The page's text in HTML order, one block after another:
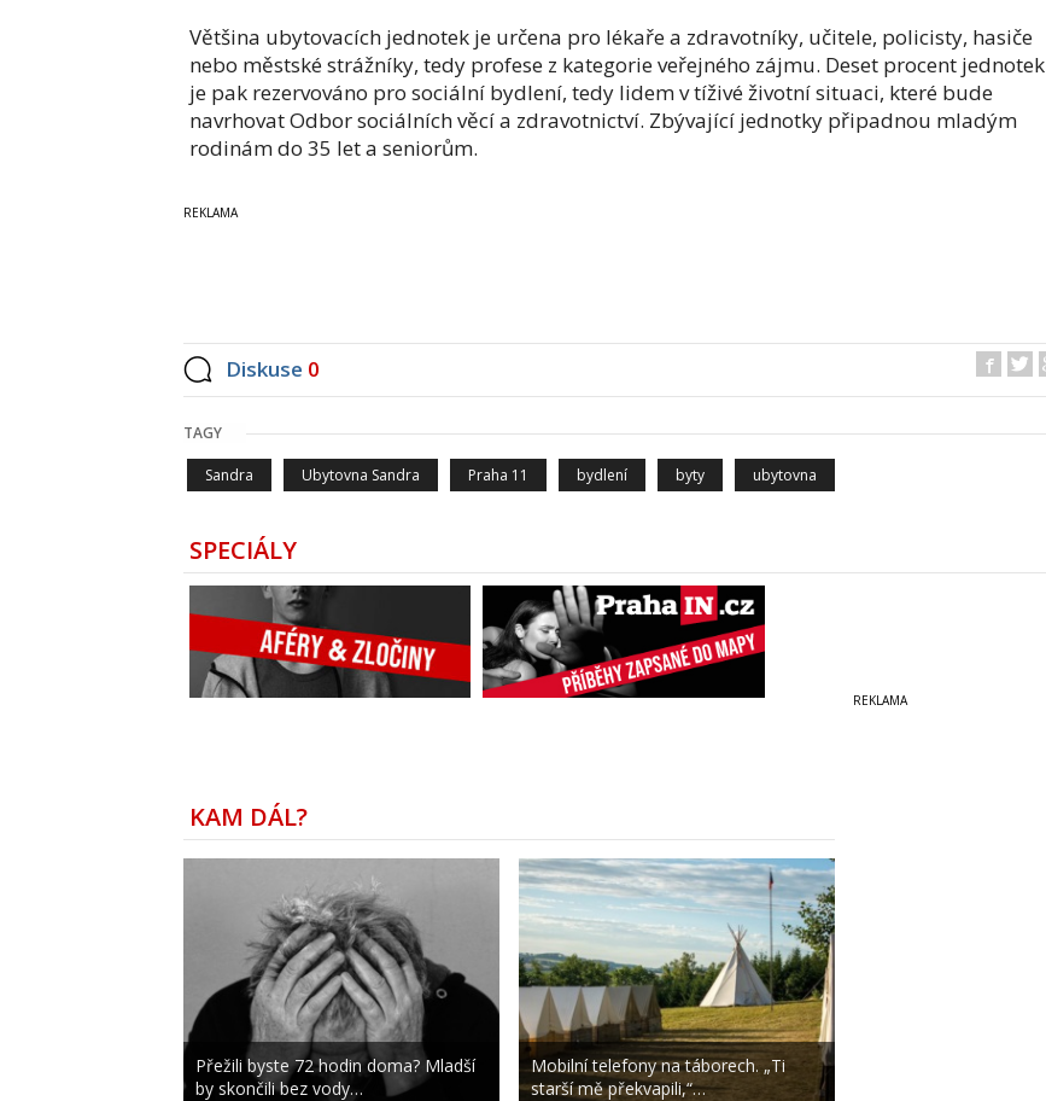
Většina ubytovacích jednotek je určena pro lékaře a zdravotníky, učitele, policisty, hasiče
nebo městské strážníky, tedy profese z kategorie veřejného zájmu. Deset procent jednotek
je pak rezervováno pro sociální bydlení, tedy lidem v tíživé životní situaci, které bude
navrhovat Odbor sociálních věcí a zdravotnictví. Zbývající jednotky připadnou mladým
rodinám do 35 let a seniorům.
Diskuse 0
TAGY
Sandra Ubytovna Sandra Praha 11 bydlení byty ubytovna
SPECIÁLY
KAM DÁL?
Přežili byste 72 hodin doma? Mladší
by skončili bez vody…
Mobilní telefony na táborech. „Ti
starší mě překvapili,“…